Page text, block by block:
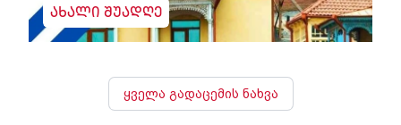
ახალი შუადღე
ყველა გადაცემის ნახვა